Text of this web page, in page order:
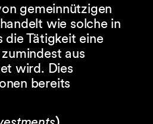
gemeinnützigen
wie solche in
die Tätigkeit eine
aus
wird. Dies
bereits